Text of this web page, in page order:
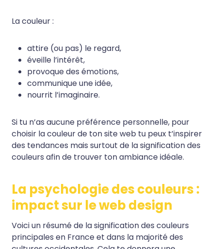
La couleur :
attire (ou pas) le regard,
éveille l’intérêt,
provoque des émotions,
communique une idée,
nourrit l’imaginaire.
Si tu n’as aucune préférence personnelle, pour
choisir la couleur de ton site web tu peux t’inspirer
des tendances mais surtout de la signification des
couleurs afin de trouver ton ambiance idéale.
La psychologie des couleurs :
impact sur le web design
Voici un résumé de la signification des couleurs
principales en France et dans la majorité des